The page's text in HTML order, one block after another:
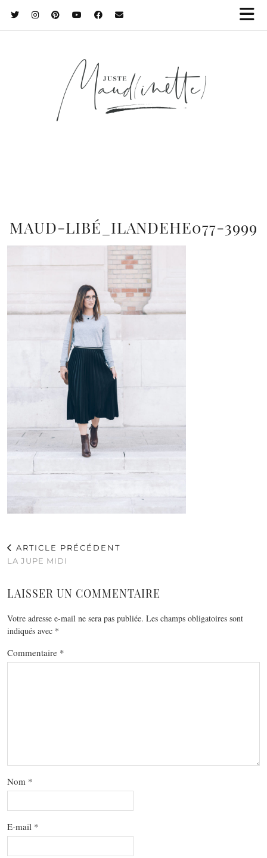
MAUD-LIBÉ_ILANDEHE077-3999
ARTICLE PRÉCÉDENT
LA JUPE MIDI
LAISSER UN COMMENTAIRE
Votre adresse e-mail ne sera pas publiée. Les champs obligatoires sont
indiqués avec *
Commentaire *
Nom *
E-mail *